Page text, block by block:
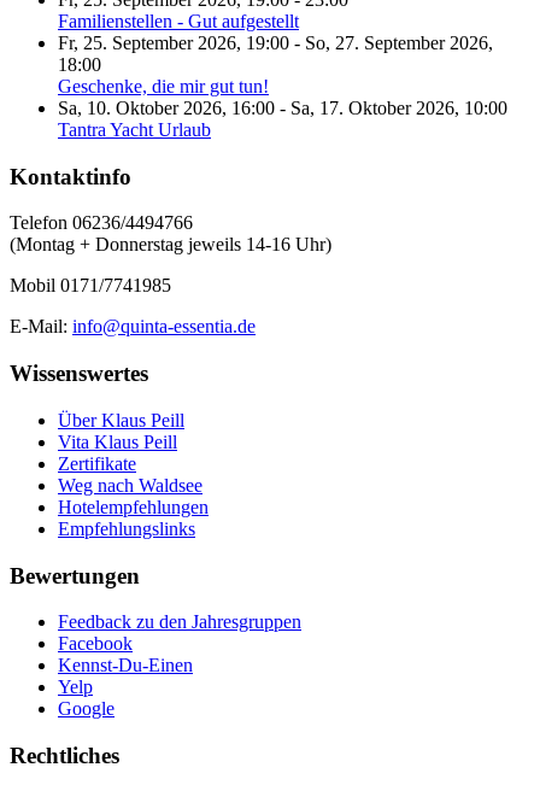
Familienstellen - Gut aufgestellt
Fr, 25. September 2026, 19:00 - So, 27. September 2026,
18:00
Geschenke, die mir gut tun!
Sa, 10. Oktober 2026, 16:00 - Sa, 17. Oktober 2026, 10:00
Tantra Yacht Urlaub
Kontaktinfo
Telefon 06236/4494766
(Montag + Donnerstag jeweils 14-16 Uhr)
Mobil 0171/7741985
E-Mail: info@quinta-essentia.de
Wissenswertes
Über Klaus Peill
Vita Klaus Peill
Zertifikate
Weg nach Waldsee
Hotelempfehlungen
Empfehlungslinks
Bewertungen
Feedback zu den Jahresgruppen
Facebook
Kennst-Du-Einen
Yelp
Google
Rechtliches